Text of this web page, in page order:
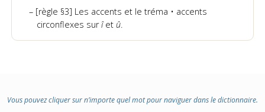
[règle §3] Les accents et le tréma • accents
circonflexes surîetû.
Vous pouvez cliquer sur n’importe quel mot pour naviguer dans le dictionnaire.